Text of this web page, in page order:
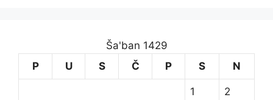
Ša'ban 1429
P
U S Č P S N
1 2